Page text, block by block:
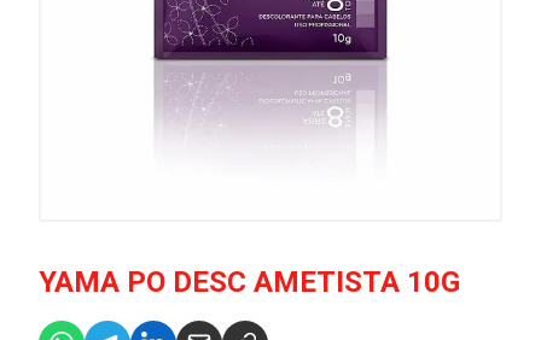
YAMA PO DESC AMETISTA 10G